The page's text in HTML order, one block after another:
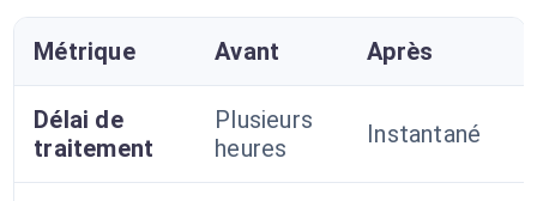
Métrique Avant Après
Délai de
traitement
Plusieurs
heures
Instantané